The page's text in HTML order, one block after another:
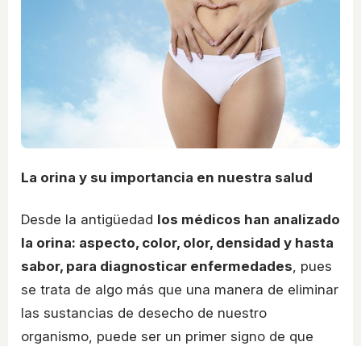
La orina y su importancia en nuestra salud
Desde la antigüedad los médicos han analizado
la orina: aspecto, color, olor, densidad y hasta
sabor, para diagnosticar enfermedades , pues
se trata de algo más que una manera de eliminar
las sustancias de desecho de nuestro
organismo, puede ser un primer signo de que